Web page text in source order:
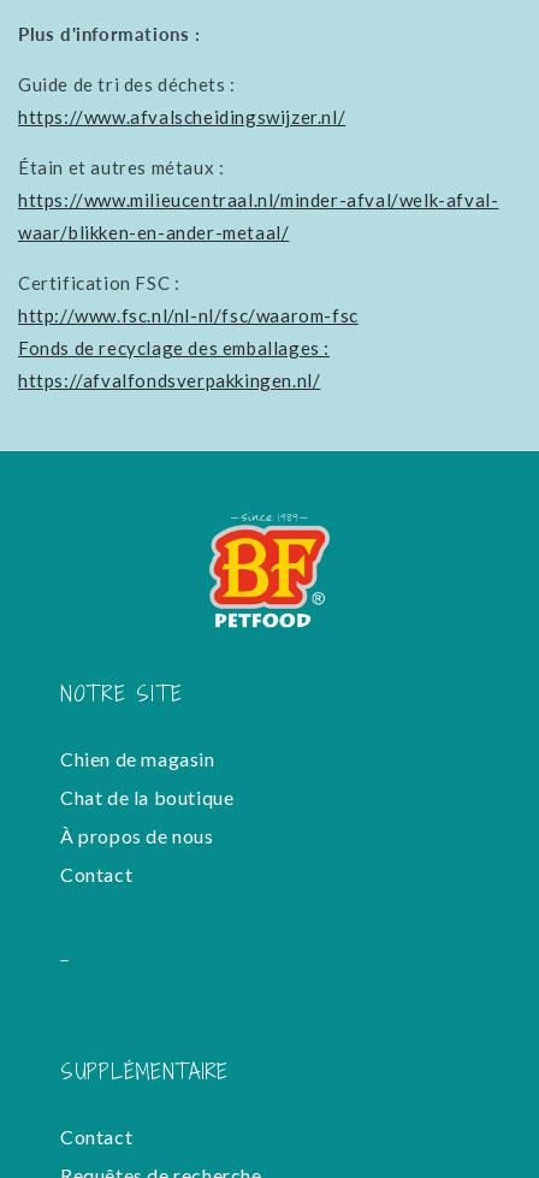
Plus d'informations :
Guide de tri des déchets :
https://www.afvalscheidingswijzer.nl/
Étain et autres métaux :
https://www.milieucentraal.nl/minder-afval/welk-afval-
waar/blikken-en-ander-metaal/
Certification FSC :
http://www.fsc.nl/nl-nl/fsc/waarom-fsc
Fonds de recyclage des emballages :
https://afvalfondsverpakkingen.nl/
NOTRE SITE
Chien de magasin
Chat de la boutique
À propos de nous
Contact
-
SUPPLÉMENTAIRE
Contact